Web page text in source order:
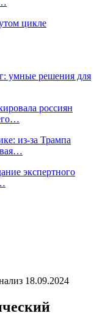
цикле
умные решения для
россиян
из-за Трампа
экспертного
18.09.2024